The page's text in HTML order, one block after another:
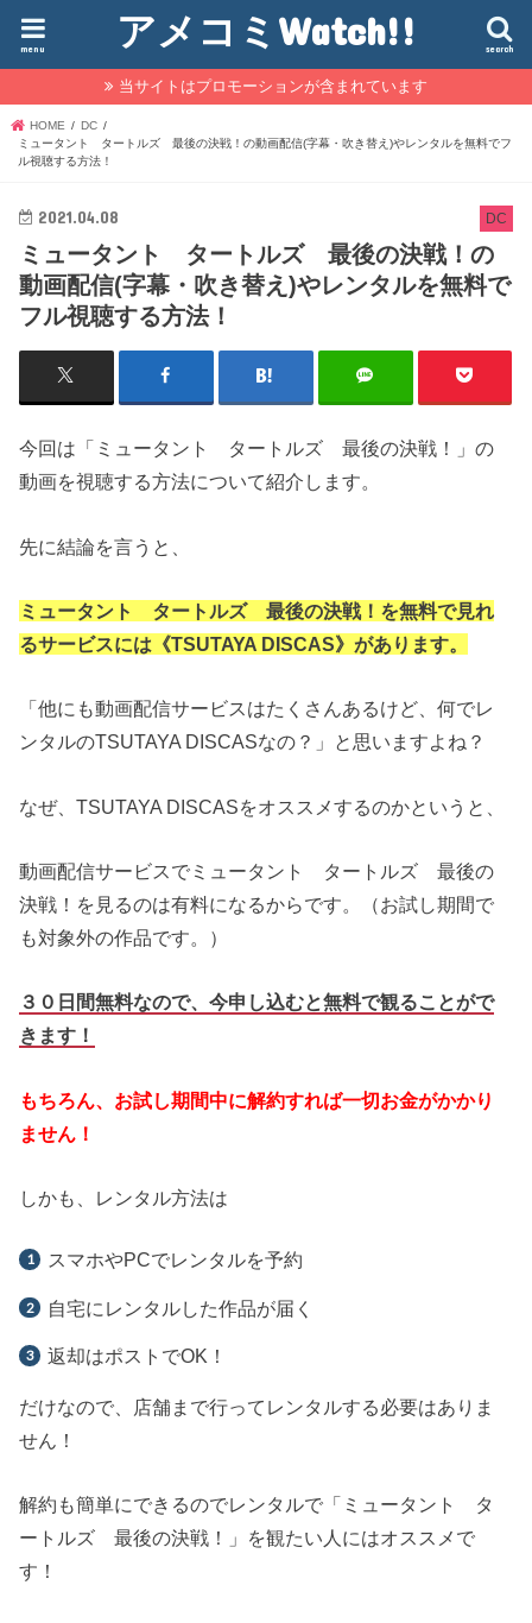
アメコミWatch!! search
menu
当サイトはプロモーションが含まれています
HOME
DC
ミュータント タートルズ 最後の決戦！の動画配信(字幕・吹き替え)やレンタルを無料でフ
ル視聴する方法！
DC
2021.04.08
ミュータント タートルズ 最後の決戦！の
動画配信(字幕・吹き替え)やレンタルを無料で
フル視聴する方法！
今回は「ミュータント タートルズ 最後の決戦！」の
動画を視聴する方法について紹介します。
先に結論を言うと、
ミュータント タートルズ 最後の決戦！を無料で見れ
るサービスには《TSUTAYA DISCAS》があります。
「他にも動画配信サービスはたくさんあるけど、何でレ
ンタルのTSUTAYA DISCASなの？」と思いますよね？
なぜ、TSUTAYA DISCASをオススメするのかというと、
動画配信サービスでミュータント タートルズ 最後の
決戦！を見るのは有料になるからです。（お試し期間で
も対象外の作品です。）
３０日間無料なので、今申し込むと無料で観ることがで
きます！
もちろん、お試し期間中に解約すれば一切お金がかかり
ません！
しかも、レンタル方法は
スマホやPCでレンタルを予約
自宅にレンタルした作品が届く
返却はポストでOK！
だけなので、店舗まで行ってレンタルする必要はありま
せん！
解約も簡単にできるのでレンタルで「ミュータント タ
ートルズ 最後の決戦！」を観たい人にはオススメで
す！